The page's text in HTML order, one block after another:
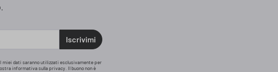
Iscrivimi
miei dati saranno utilizzati esclusivamente per
informativa sulla privacy. Il buono non è